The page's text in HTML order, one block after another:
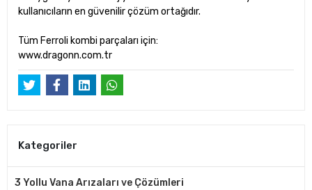
kullanıcıların en güvenilir çözüm ortağıdır.
Tüm Ferroli kombi parçaları için:
www.dragonn.com.tr
Kategoriler
3 Yollu Vana Arızaları ve Çözümleri